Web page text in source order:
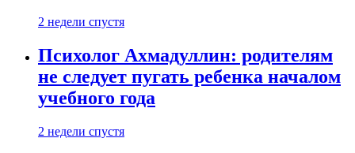
2 недели спустя
Психолог Ахмадуллин: родителям
не следует пугать ребенка началом
учебного года
2 недели спустя